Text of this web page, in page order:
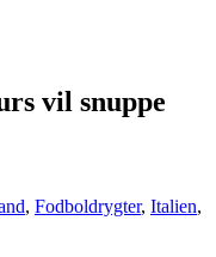
vil snuppe
, Fodboldrygter, Italien,